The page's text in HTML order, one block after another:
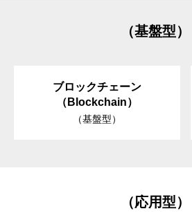
（基盤型）
ブロックチェーン
（Blockchain）
（基盤型）
（応用型）